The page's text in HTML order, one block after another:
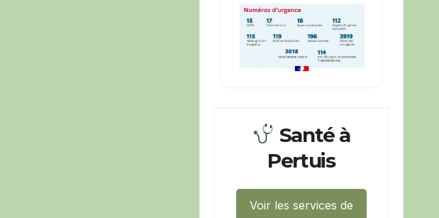
Santé à
Pertuis
Voir les services de